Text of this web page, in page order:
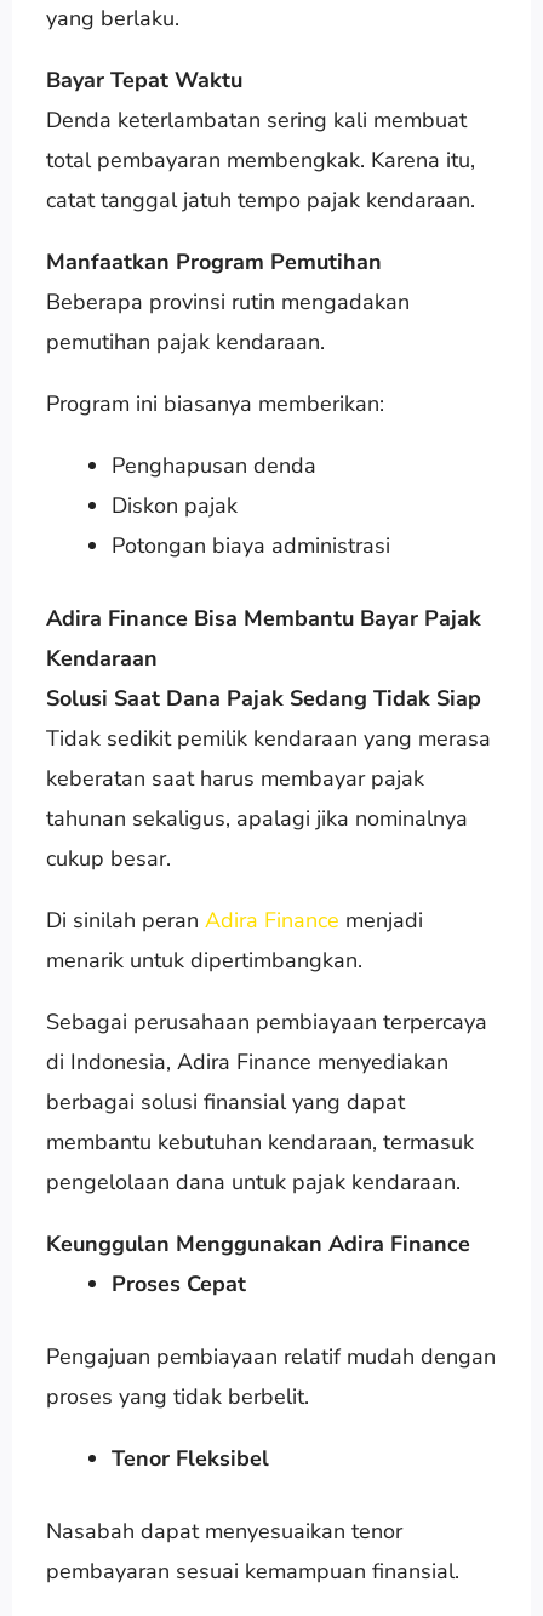
yang berlaku.
Bayar Tepat Waktu
Denda keterlambatan sering kali membuat
total pembayaran membengkak. Karena itu,
catat tanggal jatuh tempo pajak kendaraan.
Manfaatkan Program Pemutihan
Beberapa provinsi rutin mengadakan
pemutihan pajak kendaraan.
Program ini biasanya memberikan:
Penghapusan denda
Diskon pajak
Potongan biaya administrasi
Adira Finance Bisa Membantu Bayar Pajak
Kendaraan
Solusi Saat Dana Pajak Sedang Tidak Siap
Tidak sedikit pemilik kendaraan yang merasa
keberatan saat harus membayar pajak
tahunan sekaligus, apalagi jika nominalnya
cukup besar.
Di sinilah peran Adira Finance menjadi
menarik untuk dipertimbangkan.
Sebagai perusahaan pembiayaan terpercaya
di Indonesia, Adira Finance menyediakan
berbagai solusi finansial yang dapat
membantu kebutuhan kendaraan, termasuk
pengelolaan dana untuk pajak kendaraan.
Keunggulan Menggunakan Adira Finance
Proses Cepat
Pengajuan pembiayaan relatif mudah dengan
proses yang tidak berbelit.
Tenor Fleksibel
Nasabah dapat menyesuaikan tenor
pembayaran sesuai kemampuan finansial.